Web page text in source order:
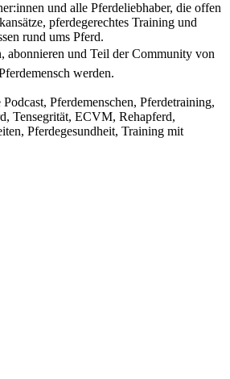
und alle Pferdeliebhaber, die offen
pferdegerechtes Training und
rund ums Pferd.
abonnieren und Teil der Community von
werden.
Pferdemenschen, Pferdetraining,
Tensegrität, ECVM, Rehapferd,
Pferdegesundheit, Training mit